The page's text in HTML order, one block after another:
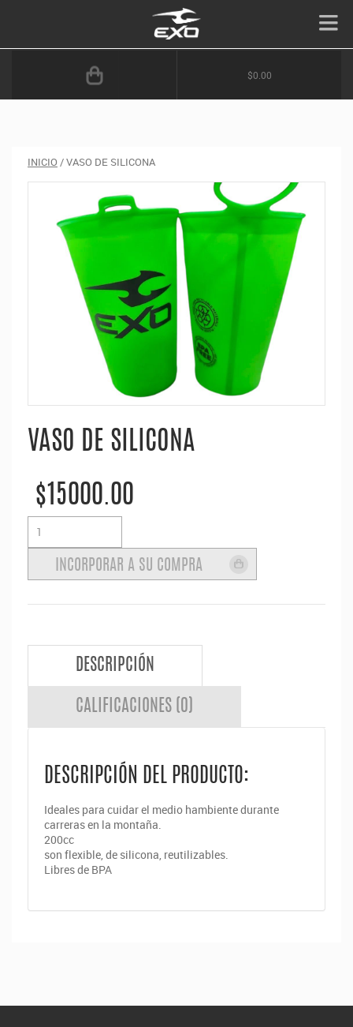
$0.00
INICIO / VASO DE SILICONA
VASO DE SILICONA
$15000.00
DESCRIPCIÓN
CALIFICACIONES (0)
DESCRIPCIÓN DEL PRODUCTO:
Ideales para cuidar el medio hambiente durante
carreras en la montaña.
200cc
son flexible, de silicona, reutilizables.
Libres de BPA